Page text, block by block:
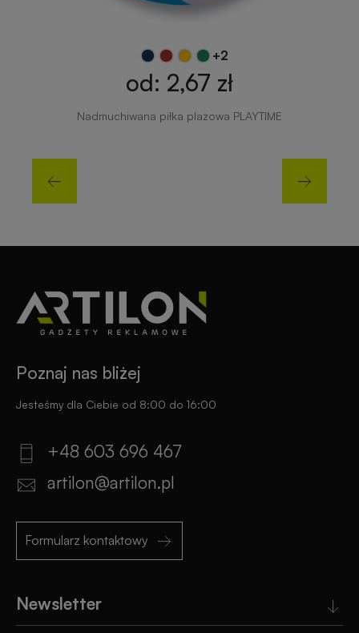
+2
od: 2,67 zł
Nadmuchiwana piłka plażowa PLAYTIME
Poznaj nas bliżej
Jesteśmy dla Ciebie od 8:00 do 16:00
+48 603 696 467
artilon@artilon.pl
Formularz kontaktowy
Newsletter